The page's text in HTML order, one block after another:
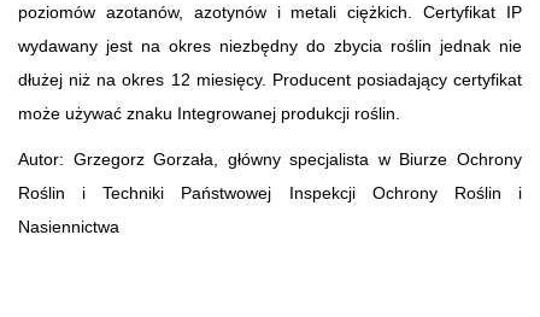
poziomów azotanów, azotynów i metali ciężkich. Certyfikat IP
wydawany jest na okres niezbędny do zbycia roślin jednak nie
dłużej niż na okres 12 miesięcy. Producent posiadający certyfikat
może używać znaku Integrowanej produkcji roślin.
Autor: Grzegorz Gorzała, główny specjalista w Biurze Ochrony
Roślin i Techniki Państwowej Inspekcji Ochrony Roślin i
Nasiennictwa